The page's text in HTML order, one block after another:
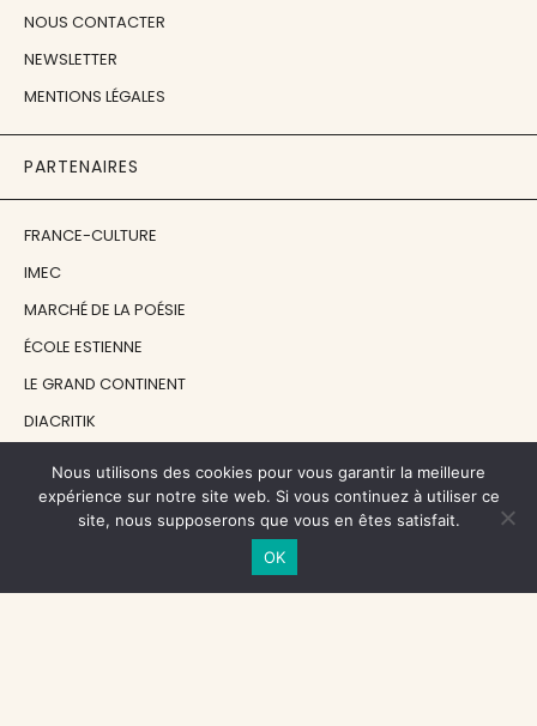
NOUS CONTACTER
NEWSLETTER
MENTIONS LÉGALES
PARTENAIRES
FRANCE-CULTURE
IMEC
MARCHÉ DE LA POÉSIE
ÉCOLE ESTIENNE
LE GRAND CONTINENT
DIACRITIK
NOS SOUTIENS
CENTRE NATIONAL DU LIVRE
Nous utilisons des cookies pour vous garantir la meilleure
expérience sur notre site web. Si vous continuez à utiliser ce
site, nous supposerons que vous en êtes satisfait.
OK